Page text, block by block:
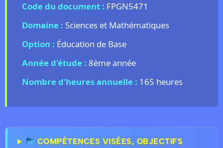
Code du document : FPGN5471
Domaine : Sciences et Mathématiques
Option : Éducation de Base
Année d'étude : 8ème année
Nombre d'heures annuelle : 165 heures
COMPÉTENCES VISÉES, OBJECTIFS